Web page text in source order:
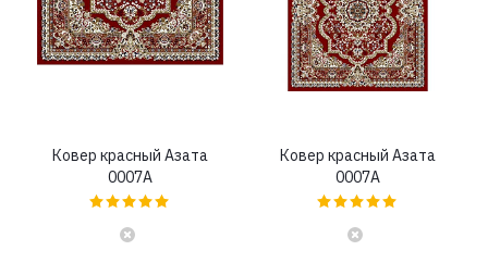
Ковер красный Азата
0007A
Ковер красный Азата
0007A